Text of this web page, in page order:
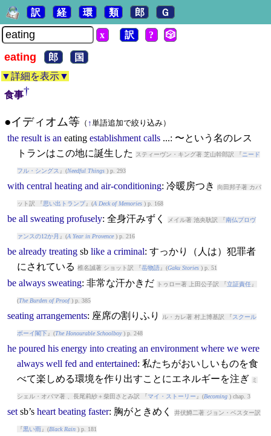
訳 経 環 類 郎 Ｇ
x 訳 ? 🎲
eating 郎
国
▼詳細を表示▼
食事†
●イディオム等（ ↑単語追加で絞り込み）
the result is an eating establishment calls...: 〜という名のレス
トランはこの地に誕生した
スティーヴン・キング著 芝山幹郎訳 『 ニード
フル・シングス 』(Needful Things) p. 293
with central heating and air-conditioning: 冷暖房つき 向田邦子著 カバ
ット訳 『思い出トランプ』(A Deck of Memories) p. 168
be all sweating profusely: 全身汗みずく メイル著 池央耿訳 『南仏プロヴ
ァンスの12か月 』(A Year in Provence) p. 216
be already treatingsb like a criminal: すっかり（人は）犯罪者
にされている 椎名誠著 ショット訳 『岳物語』(Gaku Stories) p. 51
be always sweating: 非常な汗かきだ トゥロー著 上田公子訳 『立証責任』
(The Burden of Proof) p. 385
seating arrangements: 座席の割りふり ル・カレ著 村上博基訳 『スクール
ボーイ閣下』(The Honourable Schoolboy) p. 248
he poured his energy into creating an environment where we were
always well fed and entertained: 私たちがおいしいものを食
べて楽しめる環境を作り出すことにエネルギーを注ぎ
ミ
シェル・オバマ著 、長尾莉紗＋柴田さとみ訳 『マイ・ストーリー 』(Becoming) chap. 3
setsb’s heart beating faster: 胸がときめく 井伏鱒二著 ジョン・ベスター訳
『黒い雨』(Black Rain) p. 181